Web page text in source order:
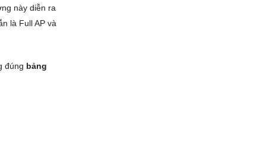
này diễn ra
là Full AP và
đúng bảng